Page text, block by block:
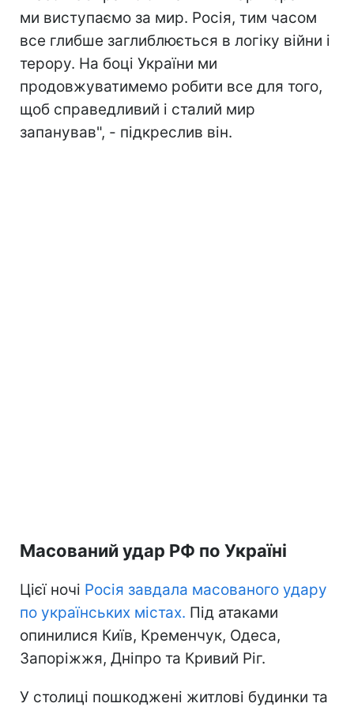
ми виступаємо за мир. Росія, тим часом
все глибше заглиблюється в логіку війни і
терору. На боці України ми
продовжуватимемо робити все для того,
щоб справедливий і сталий мир
запанував", - підкреслив він.
Масований удар РФ по Україні
Цієї ночі Росія завдала масованого удару
по українських містах. Під атаками
опинилися Київ, Кременчук, Одеса,
Запоріжжя, Дніпро та Кривий Ріг.
У столиці пошкоджені житлові будинки та